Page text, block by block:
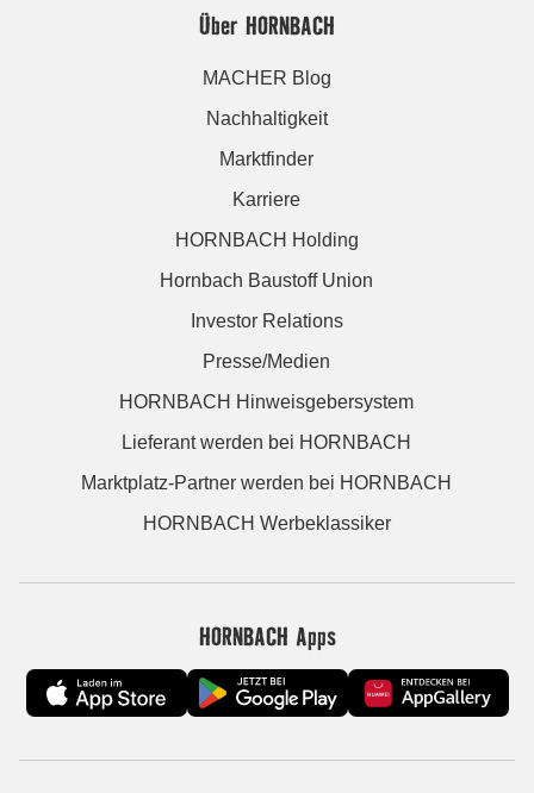
Über HORNBACH
MACHER Blog
Nachhaltigkeit
Marktfinder
Karriere
HORNBACH Holding
Hornbach Baustoff Union
Investor Relations
Presse/Medien
HORNBACH Hinweisgebersystem
Lieferant werden bei HORNBACH
Marktplatz-Partner werden bei HORNBACH
HORNBACH Werbeklassiker
HORNBACH Apps